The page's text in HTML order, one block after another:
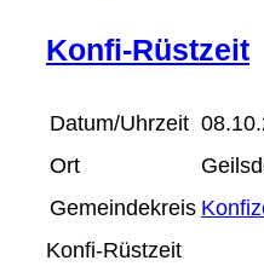
Konfi-Rüstzeit
Datum/Uhrzeit
Ort
Gemeindekreis
Konfi-Rüstzeit